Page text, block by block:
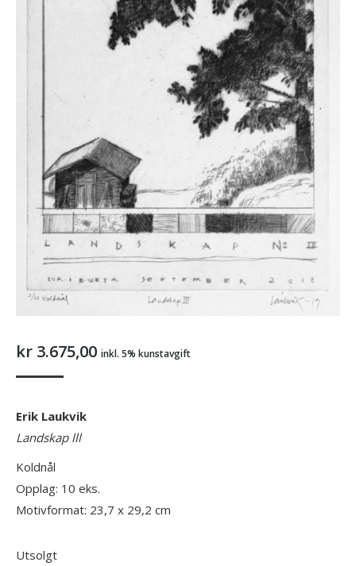
kr 3.675,00 inkl. 5% kunstavgift
Erik Laukvik
Landskap lll
Koldnål
Opplag: 10 eks.
Motivformat: 23,7 x 29,2 cm
Utsolgt